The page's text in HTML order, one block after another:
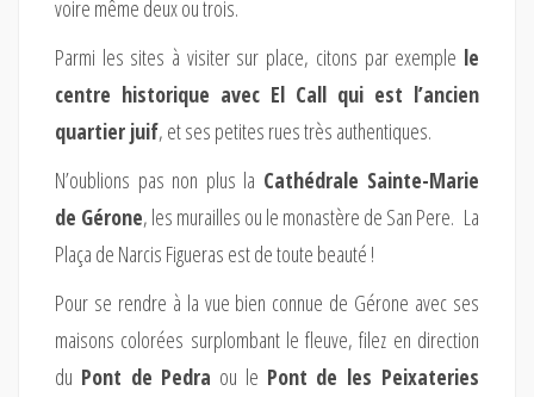
voire même deux ou trois.
Parmi les sites à visiter sur place, citons par exemple le
centre historique avec El Call qui est l’ancien
quartier juif, et ses petites rues très authentiques.
N’oublions pas non plus la Cathédrale Sainte-Marie
de Gérone, les murailles ou le monastère de San Pere. La
Plaça de Narcis Figueras est de toute beauté !
Pour se rendre à la vue bien connue de Gérone avec ses
maisons colorées surplombant le fleuve, filez en direction
du Pont de Pedra ou le Pont de les Peixateries